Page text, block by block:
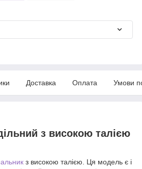
Доставка Оплата Умови
з високою талією
з високою талією. Ця модель є і